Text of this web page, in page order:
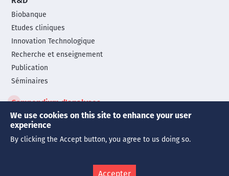
Biobanque
Etudes cliniques
Innovation Technologique
Recherche et enseignement
Publication
Séminaires
Compendium d'analyses
© Copyright 2026 | Tous droits réservés
We use cookies on this site to enhance your user
experience
By clicking the Accept button, you agree to us doing so.